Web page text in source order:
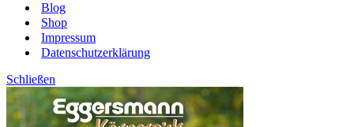
Blog
Shop
Impressum
Datenschutzerklärung
Schließen